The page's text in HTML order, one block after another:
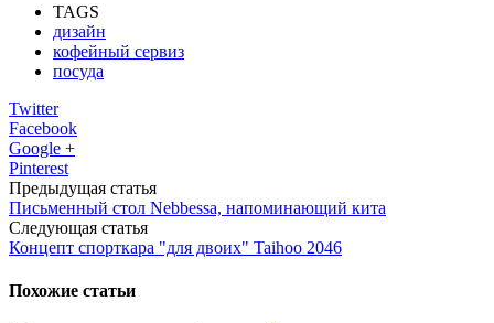
TAGS
дизайн
кофейный сервиз
посуда
Twitter
Facebook
Google +
Pinterest
Предыдущая статья
Письменный стол Nebbessa, напоминающий кита
Следующая статья
Концепт спорткара "для двоих" Taihoo 2046
Похожие статьи